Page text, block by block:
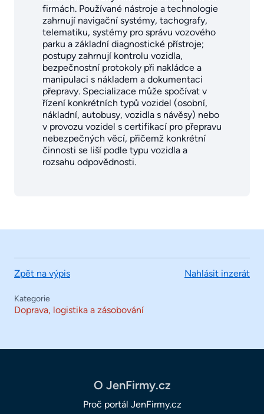
firmách. Používané nástroje a technologie
zahrnují navigační systémy, tachografy,
telematiku, systémy pro správu vozového
parku a základní diagnostické přístroje;
postupy zahrnují kontrolu vozidla,
bezpečnostní protokoly při nakládce a
manipulaci s nákladem a dokumentaci
přepravy. Specializace může spočívat v
řízení konkrétních typů vozidel (osobní,
nákladní, autobusy, vozidla s návěsy) nebo
v provozu vozidel s certifikací pro přepravu
nebezpečných věcí, přičemž konkrétní
činnosti se liší podle typu vozidla a
rozsahu odpovědnosti.
Zpět na výpis Nahlásit inzerát
Kategorie
Doprava, logistika a zásobování
O JenFirmy.cz
Proč portál JenFirmy.cz